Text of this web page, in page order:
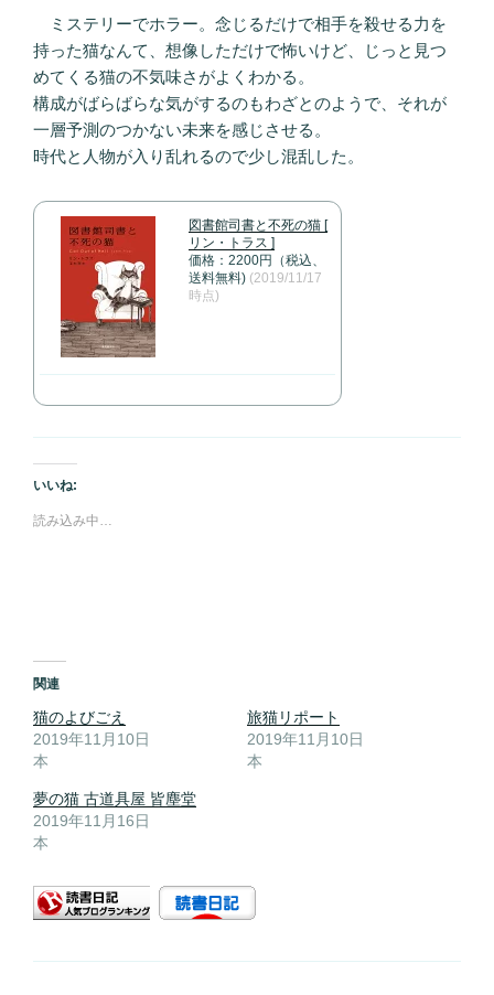
ミステリーでホラー。念じるだけで相手を殺せる力を
持った猫なんて、想像しただけで怖いけど、じっと見つ
めてくる猫の不気味さがよくわかる。
構成がばらばらな気がするのもわざとのようで、それが
一層予測のつかない未来を感じさせる。
時代と人物が入り乱れるので少し混乱した。
図書館司書と不死の猫 [
リン・トラス ]
価格：2200円（税込、
送料無料) (2019/11/17
時点)
いいね:
読み込み中…
関連
猫のよびごえ
2019年11月10日
本
旅猫リポート
2019年11月10日
本
夢の猫 古道具屋 皆塵堂
2019年11月16日
本